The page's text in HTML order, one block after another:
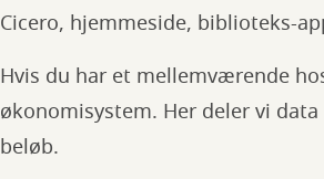
Cicero, hjemmeside, biblioteks-
Hvis du har et mellemværende
økonomisystem. Her deler vi
beløb.